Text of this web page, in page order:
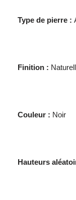
Type de pierre :
Finition :
Couleur : Noir
Hauteurs